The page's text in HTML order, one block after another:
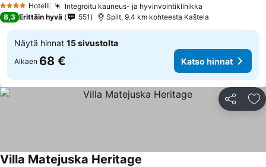
4 Tähtiluokitus
Hotelli Integroitu kauneus- ja hyvinvointiklinikka
8,3 Erittäin hyvä 551 Split, 9.4 km kohteesta Kaštela
Näytä hinnat 15 sivustolta
Alkaen 68 € Katso hinnat
Jaa
Villa Matejuska Heritage